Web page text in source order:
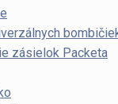
zásielok Packeta